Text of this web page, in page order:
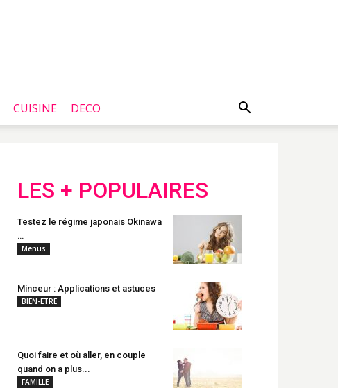
CUISINE DECO
LES + POPULAIRES
Testez le régime japonais Okinawa
…
Menus
Minceur : Applications et astuces
BIEN-ETRE
Quoi faire et où aller, en couple
quand on a plus...
FAMILLE